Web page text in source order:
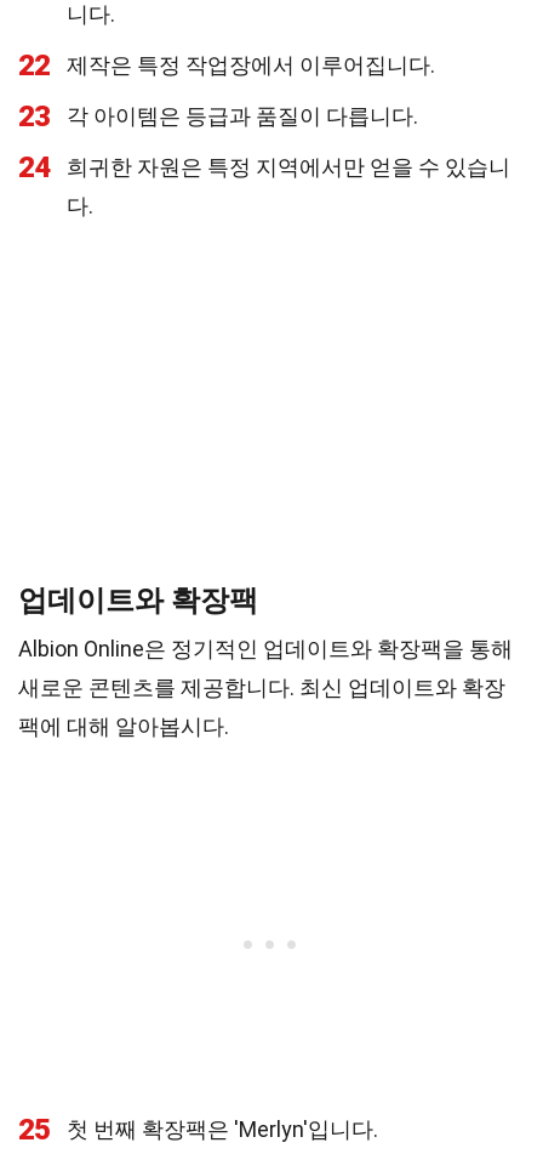
니다.
22 제작은 특정 작업장에서 이루어집니다.
23 각 아이템은 등급과 품질이 다릅니다.
24
희귀한 자원은 특정 지역에서만 얻을 수 있습니
다.
업데이트와 확장팩
Albion Online은 정기적인 업데이트와 확장팩을 통해
새로운 콘텐츠를 제공합니다. 최신 업데이트와 확장
팩에 대해 알아봅시다.
25 첫 번째 확장팩은 'Merlyn'입니다.